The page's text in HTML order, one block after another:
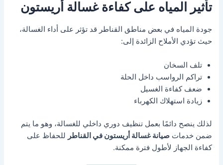
تأثير المياه على كفاءة غسالة أريستون
جودة المياه في بعض مناطق القناطر قد تؤثر على أداء الغسالة،
حيث تؤدي الأملاح الزائدة إلى:
تلف السخان
تراكم الرواسب داخل الحلة
ضعف كفاءة الغسيل
زيادة استهلاك الكهرباء
لذلك ينصح دائمًا بعمل تنظيف دوري داخلي للغسالة، وهو ما يتم
ضمن خدماتصيانة غسالة أريستون في القناطر للحفاظ على
كفاءة الجهاز لأطول فترة ممكنة.